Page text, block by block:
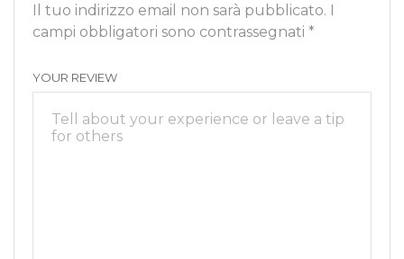
Il tuo indirizzo email non sarà pubblicato. I
campi obbligatori sono contrassegnati *
YOUR REVIEW